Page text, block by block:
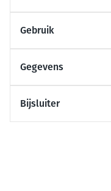
Gebruik
Gegevens
Bijsluiter